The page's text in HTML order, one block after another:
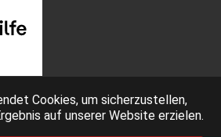
Cookies, um sicherzustellen,
auf unserer Website erzielen.